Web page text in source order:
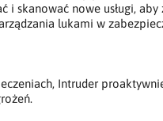
skanować nowe usługi,
lukami w
Intruder